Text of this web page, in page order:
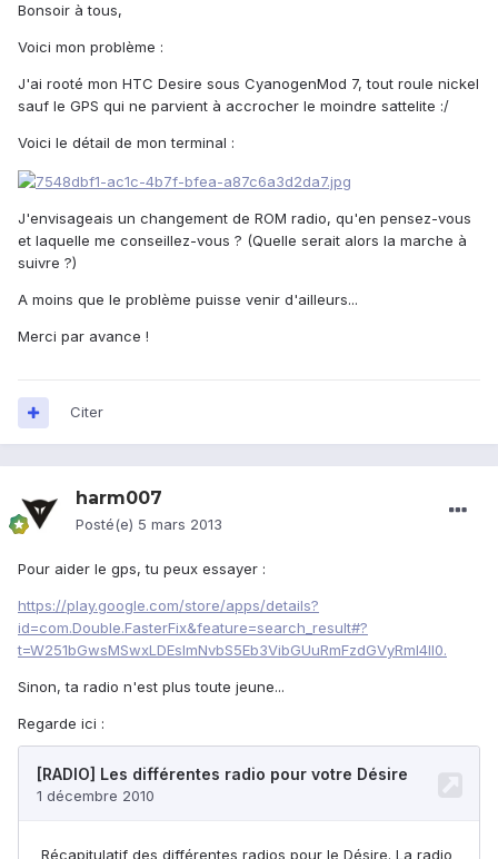
Bonsoir à tous,
Voici mon problème :
J'ai rooté mon HTC Desire sous CyanogenMod 7, tout roule nickel
sauf le GPS qui ne parvient à accrocher le moindre sattelite :/
Voici le détail de mon terminal :
J'envisageais un changement de ROM radio, qu'en pensez-vous
et laquelle me conseillez-vous ? (Quelle serait alors la marche à
suivre ?)
A moins que le problème puisse venir d'ailleurs...
Merci par avance !
Citer
harm007
Posté(e) 5 mars 2013
Pour aider le gps, tu peux essayer :
https://play.google.com/store/apps/details?
id=com.Double.FasterFix&feature=search_result#?
t=W251bGwsMSwxLDEsImNvbS5Eb3VibGUuRmFzdGVyRml4Il0.
Sinon, ta radio n'est plus toute jeune...
Regarde ici :